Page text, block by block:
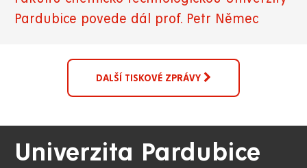
Pardubice povede dál prof. Petr Němec
DALŠÍ TISKOVÉ ZPRÁVY
Univerzita Pardubice